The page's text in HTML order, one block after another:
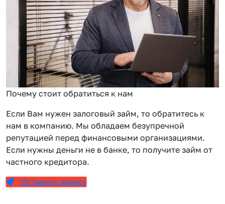
Почему стоит обратиться к нам
Если Вам нужен залоговый займ, то обратитесь к
нам в компанию. Мы обладаем безупречной
репутацией перед финансовыми организациями.
Если нужны деньги не в банке, то получите займ от
частного кредитора.
Оставить заявку